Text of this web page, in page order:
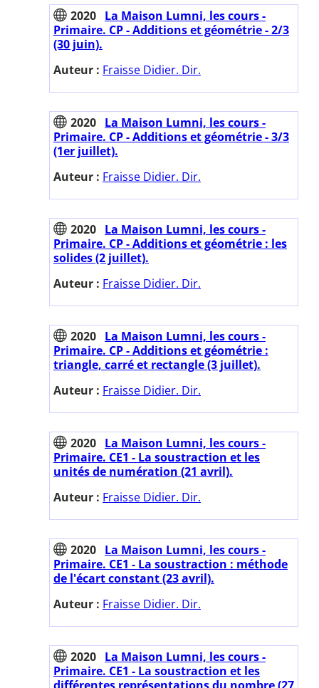
2020 La Maison Lumni, les cours -
Primaire. CP - Additions et géométrie - 2/3
(30 juin).
Auteur : Fraisse Didier. Dir.
2020 La Maison Lumni, les cours -
Primaire. CP - Additions et géométrie - 3/3
(1er juillet).
Auteur : Fraisse Didier. Dir.
2020 La Maison Lumni, les cours -
Primaire. CP - Additions et géométrie : les
solides (2 juillet).
Auteur : Fraisse Didier. Dir.
2020 La Maison Lumni, les cours -
Primaire. CP - Additions et géométrie :
triangle, carré et rectangle (3 juillet).
Auteur : Fraisse Didier. Dir.
2020 La Maison Lumni, les cours -
Primaire. CE1 - La soustraction et les
unités de numération (21 avril).
Auteur : Fraisse Didier. Dir.
2020 La Maison Lumni, les cours -
Primaire. CE1 - La soustraction : méthode
de l'écart constant (23 avril).
Auteur : Fraisse Didier. Dir.
2020 La Maison Lumni, les cours -
Primaire. CE1 - La soustraction et les